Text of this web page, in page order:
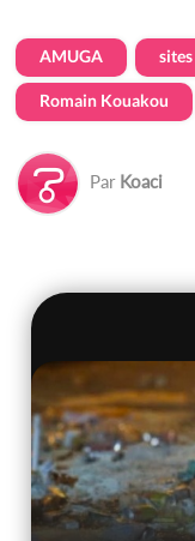
AMUGA sites
Romain Kouakou
Par Koaci